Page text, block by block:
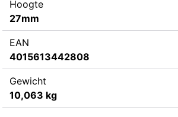
Hoogte
27mm
EAN
4015613442808
Gewicht
10,063 kg